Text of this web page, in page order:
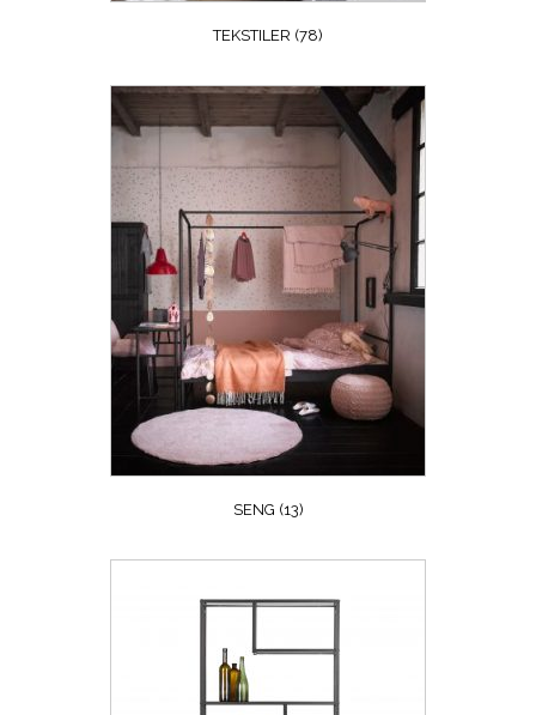
TEKSTILER (78)
SENG (13)